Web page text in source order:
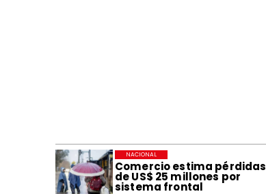
Comercio estima pérdidas
de US$ 25 millones por
sistema frontal
NACIONAL